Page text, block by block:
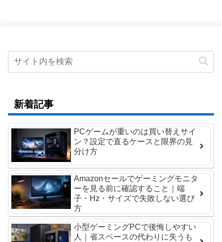
新着記事
PCゲームが重いのは買い替えサイ
ン？設定で直るケースと限界の見
分け方
Amazonセールでゲーミングモニタ
ーを見る前に確認すること｜端
子・Hz・サイズで失敗しない選び
方
小型ゲーミングPCで後悔しやすい
人｜省スペースの代わりに失うも